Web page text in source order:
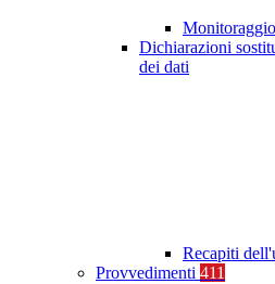
Dichiarazioni
dei dati
Recapiti
Provvedimenti 411